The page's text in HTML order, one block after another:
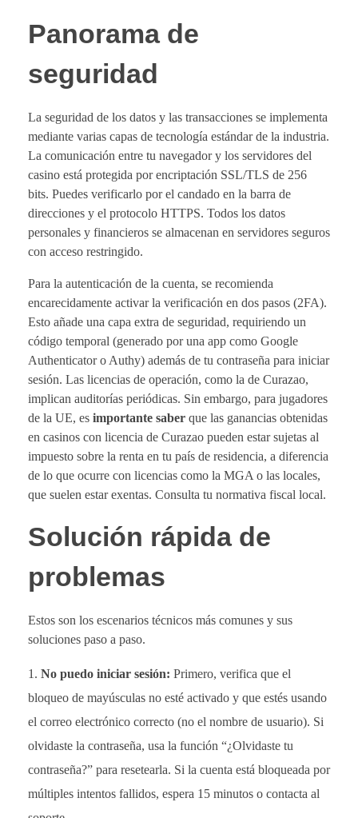
Panorama de
seguridad
La seguridad de los datos y las transacciones se implementa
mediante varias capas de tecnología estándar de la industria.
La comunicación entre tu navegador y los servidores del
casino está protegida por encriptación SSL/TLS de 256
bits. Puedes verificarlo por el candado en la barra de
direcciones y el protocolo HTTPS. Todos los datos
personales y financieros se almacenan en servidores seguros
con acceso restringido.
Para la autenticación de la cuenta, se recomienda
encarecidamente activar la verificación en dos pasos (2FA).
Esto añade una capa extra de seguridad, requiriendo un
código temporal (generado por una app como Google
Authenticator o Authy) además de tu contraseña para iniciar
sesión. Las licencias de operación, como la de Curazao,
implican auditorías periódicas. Sin embargo, para jugadores
de la UE, es importante saber que las ganancias obtenidas
en casinos con licencia de Curazao pueden estar sujetas al
impuesto sobre la renta en tu país de residencia, a diferencia
de lo que ocurre con licencias como la MGA o las locales,
que suelen estar exentas. Consulta tu normativa fiscal local.
Solución rápida de
problemas
Estos son los escenarios técnicos más comunes y sus
soluciones paso a paso.
No puedo iniciar sesión: Primero, verifica que el
bloqueo de mayúsculas no esté activado y que estés usando
el correo electrónico correcto (no el nombre de usuario). Si
olvidaste la contraseña, usa la función “¿Olvidaste tu
contraseña?” para resetearla. Si la cuenta está bloqueada por
múltiples intentos fallidos, espera 15 minutos o contacta al